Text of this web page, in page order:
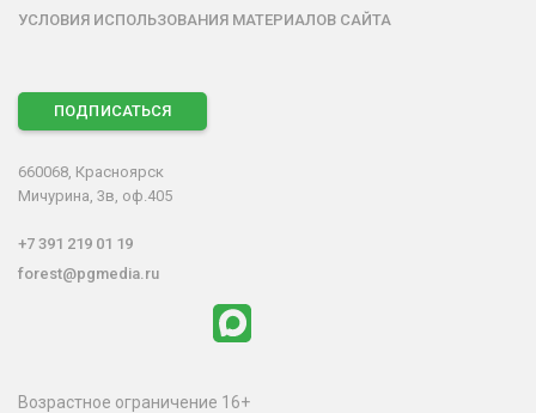
УСЛОВИЯ ИСПОЛЬЗОВАНИЯ МАТЕРИАЛОВ САЙТА
ПОДПИСАТЬСЯ
660068, Красноярск
Мичурина, 3в, оф.405
+7 391 219 01 19
forest@pgmedia.ru
Возрастное ограничение 16+